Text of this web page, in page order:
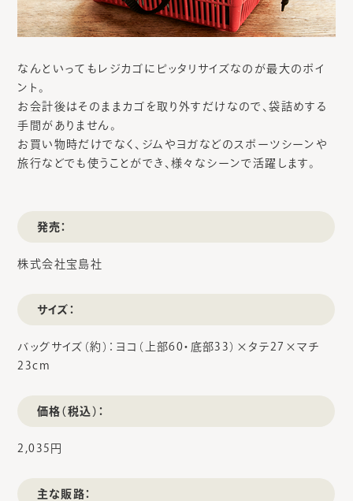
なんといってもレジカゴにピッタリサイズなのが最大のポイ
ント。
お会計後はそのままカゴを取り外すだけなので、袋詰めする
手間がありません。
お買い物時だけでなく、ジムやヨガなどのスポーツシーンや
旅行などでも使うことができ、様々なシーンで活躍します。
発売：
株式会社宝島社
サイズ：
バッグサイズ（約）：ヨコ（上部60・底部33）×タテ27×マチ
23cm
価格（税込）：
2,035円
主な販路：